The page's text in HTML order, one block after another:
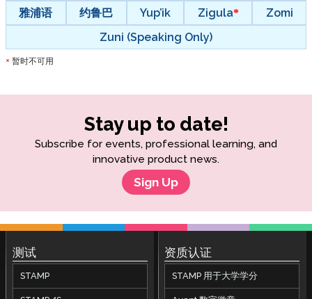
雅浦语
约鲁巴 Yup’ik Zigula
Zomi
Zuni (Speaking Only)
* 暂时不可用
Stay up to date!
Subscribe for events, professional learning, and
innovative product news.
Sign Up
测试
STAMP
资质认证
STAMP 用于大学学分